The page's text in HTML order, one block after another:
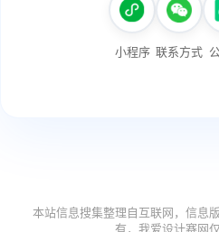
本站信息搜集整理自互联网，信息
有，我爱设计赛网